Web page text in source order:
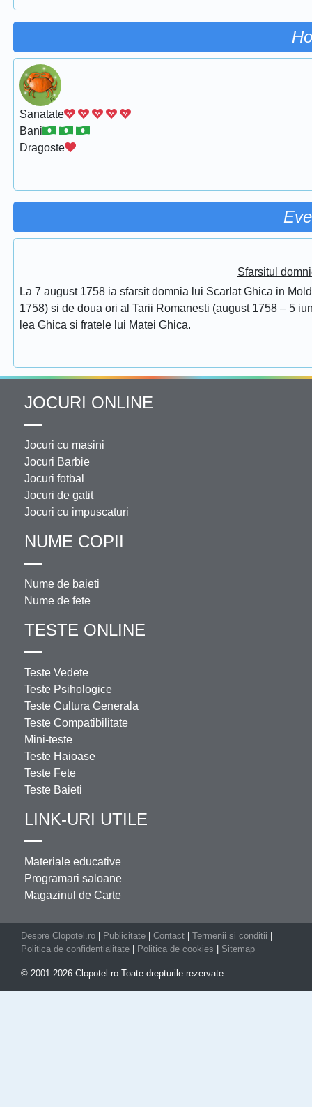
Sanatate
Bani
Dragoste
Sfarsitul
La 7 august 1758 ia sfarsit domnia lui Scarlat Ghica in
1758) si de doua ori al Tarii Romanesti (august 1758 – 5
lea Ghica si fratele lui Matei Ghica.
JOCURI ONLINE
Jocuri cu masini
Jocuri Barbie
Jocuri fotbal
Jocuri de gatit
Jocuri cu impuscaturi
NUME COPII
Nume de baieti
Nume de fete
TESTE ONLINE
Teste Vedete
Teste Psihologice
Teste Cultura Generala
Teste Compatibilitate
Mini-teste
Teste Haioase
Teste Fete
Teste Baieti
LINK-URI UTILE
Materiale educative
Programari saloane
Magazinul de Carte
Despre Clopotel.ro Publicitate Contact Termenii si conditii
Politica de confidentialitate
Politica de cookies Sitemap
© 2001-2026 Clopotel.ro Toate drepturile rezervate.